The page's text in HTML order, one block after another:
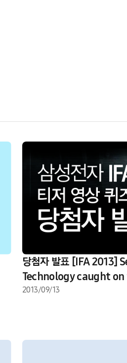
당첨자 발표 [IFA 2013]
Technology caught
2013/09/13